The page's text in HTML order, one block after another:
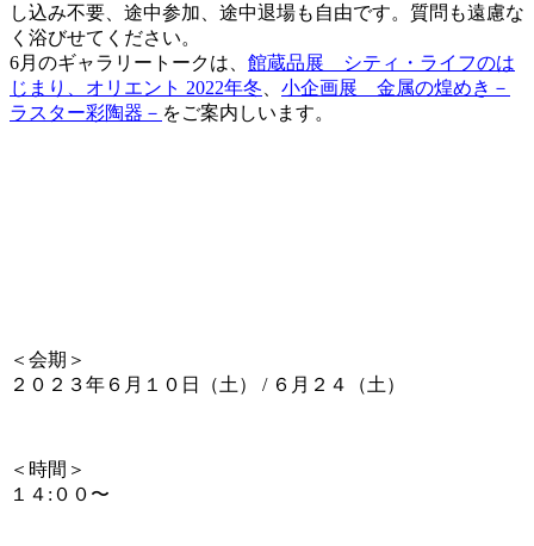
し込み不要、途中参加、途中退場も自由です。質問も遠慮な
く浴びせてください。
6月のギャラリートークは、 館蔵品展 シティ・ライフのは
じまり、オリエント 2022年冬
小企画展 金属の煌めき－
ラスター彩陶器－ をご案内しいます。
＜会期＞
２０２３年６月１０日（土） / ６月２４（土）
＜時間＞
１４:００〜